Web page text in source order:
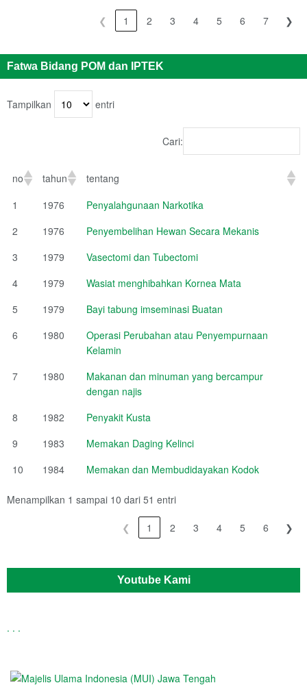
❮ 1 2 3 4 5 6 7 ❯
Fatwa Bidang POM dan IPTEK
Tampilkan entri
Cari:
no tahun
tentang
1
1976
Penyalahgunaan Narkotika
2
1976
Penyembelihan Hewan Secara Mekanis
3
1979
Vasectomi dan Tubectomi
4
1979
Wasiat menghibahkan Kornea Mata
5
1979
Bayi tabung imseminasi Buatan
6
1980
Operasi Perubahan atau Penyempurnaan
Kelamin
7
1980
Makanan dan minuman yang bercampur
dengan najis
8
1982
Penyakit Kusta
9
1983
Memakan Daging Kelinci
10
1984 Memakan dan Membudidayakan Kodok
Menampilkan 1 sampai 10 dari 51 entri
❮ 1 2 3 4 5 6 ❯
Youtube Kami
. . .